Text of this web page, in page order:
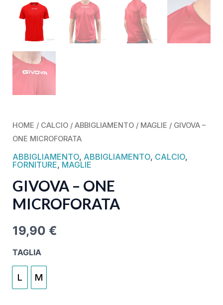
HOME / CALCIO/ ABBIGLIAMENTO/ MAGLIE / GIVOVA –
ONE MICROFORATA
ABBIGLIAMENTO, ABBIGLIAMENTO, CALCIO,
FORNITURE, MAGLIE
GIVOVA – ONE
MICROFORATA
19,90 €
TAGLIA
L M